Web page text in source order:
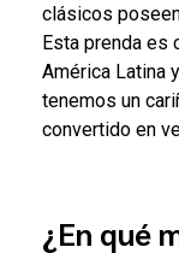
clásicos
Esta prenda es
América Latina
tenemos un
convertido en
¿En qué